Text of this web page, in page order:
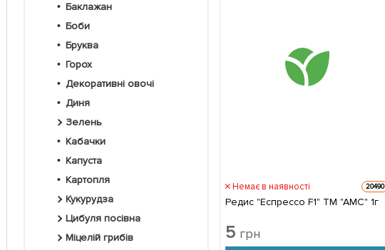
Баклажан
Боби
Бруква
Горох
Декоративні овочі
Диня
Зелень
Кабачки
Капуста
Картопля
Кукурудза
Цибуля посівна
Міцелій грибів
Немає в наявності 20490
Редис "Еспрессо F1" ТМ "АМС" 1г
5 грн